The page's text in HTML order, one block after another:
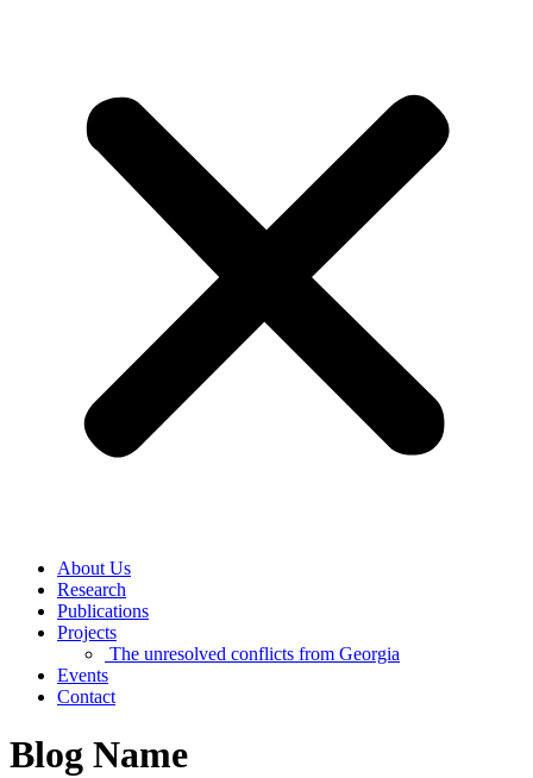
About Us
Research
Publications
Projects
The unresolved conflicts from Georgia
Events
Contact
Blog Name